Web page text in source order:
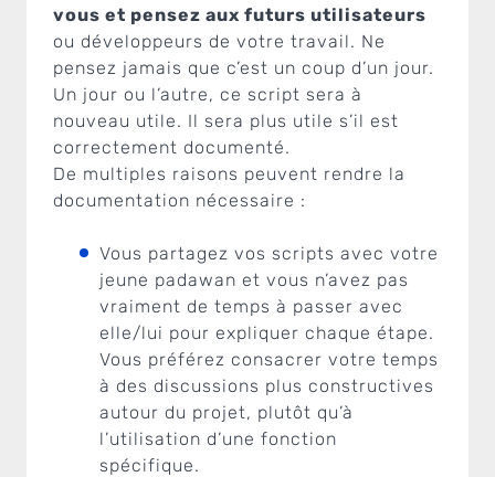
vous et pensez aux futurs utilisateurs
ou développeurs de votre travail. Ne
pensez jamais que c’est un coup d’un jour.
Un jour ou l’autre, ce script sera à
nouveau utile. Il sera plus utile s’il est
correctement documenté.
De multiples raisons peuvent rendre la
documentation nécessaire :
Vous partagez vos scripts avec votre
jeune padawan et vous n’avez pas
vraiment de temps à passer avec
elle/lui pour expliquer chaque étape.
Vous préférez consacrer votre temps
à des discussions plus constructives
autour du projet, plutôt qu’à
l’utilisation d’une fonction
spécifique.